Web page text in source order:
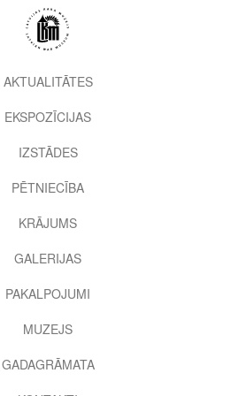
2nd
level
AKTUALITĀTES
EKSPOZĪCIJAS
IZSTĀDES
PĒTNIECĪBA
KRĀJUMS
GALERIJAS
PAKALPOJUMI
MUZEJS
GADAGRĀMATA